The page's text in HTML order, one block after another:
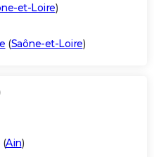
et-Loire)
(Saône-et-Loire)
(Ain)